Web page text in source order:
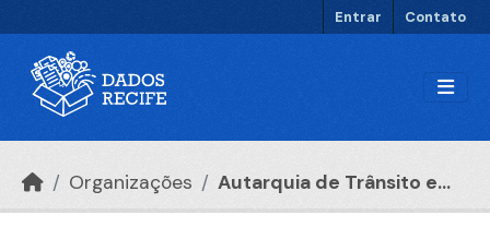
Entrar Contato
Organizações Autarquia de Trânsito e...